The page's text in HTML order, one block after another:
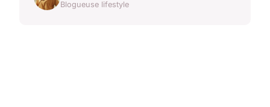
Blogueuse lifestyle